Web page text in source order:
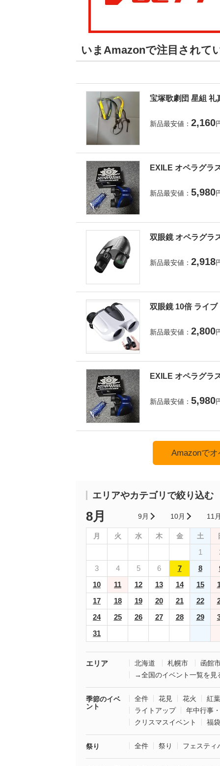
いまAmazonで注目されて
宝塚歌劇団 星組 礼
新品最安値： 2,160
EXILE オペラグラ
新品最安値： 5,980
双眼鏡 オペラグラ
新品最安値： 2,918
双眼鏡 10倍 ライ
新品最安値： 2,800
EXILE オペラグラ
新品最安値： 5,980
Amazonで
エリアやカテゴリで絞り込む
8月 9月 10月 11
月 火 水 木 金 土
1
3
4 5 6 7 8
10
11 12 13 14 15
17
18 19 20 21 22
24
25 26 27 28 29
31
エリア 北海道 札幌市
函館
→全国のイベント一覧を見
季節のイベ
ント
全件 花見 花火
紅葉
ライトアップ
年中行事
クリスマスイベント
福
祭り 全件 祭り フェスティ